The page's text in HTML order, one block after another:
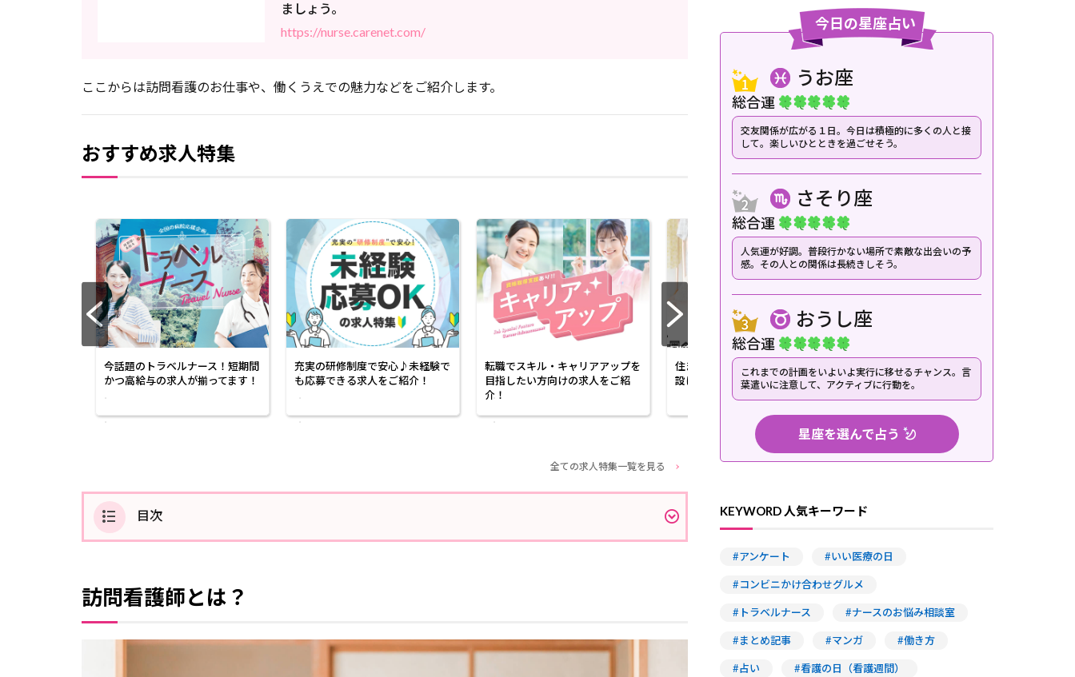
ましょう。
https://nurse.carenet.com/
ここからは訪問看護のお仕事や、働くうえでの魅力などをご紹介します。
おすすめ求人特集
今話題のトラベルナース！短期間
かつ高給与の求人が揃ってます！
充実の研修制度で安心♪未経験で
も応募できる求人をご紹介！
転職でスキル・キャリアアップを
目指したい方向けの求人をご紹
介！
住まいも安心♪寮・社宅付きの施
設に勤める魅力をご紹介！
お仕事復帰を応援！復職・ブラン
クOKの求人をご紹介！
全ての求人特集一覧を見る
目次
1
師と
は？
訪問看護師とは？
今日の星座占い
うお座
総合運
交友関係が広がる１日。今日は積極的に多くの人と接
して。楽しいひとときを過ごせそう。
さそり座
総合運
人気運が好調。普段行かない場所で素敵な出会いの予
感。その人との関係は長続きしそう。
おうし座
総合運
これまでの計画をいよいよ実行に移せるチャンス。言
葉遣いに注意して、アクティブに行動を。
星座を選んで占う
おうし座
KEYWORD 人気キーワード
#アンケート #いい医療の日
#コンビニかけ合わせグルメ
#トラベルナース #ナースのお悩み相談室
#まとめ記事 #マンガ #働き方
#占い #看護の日（看護週間）